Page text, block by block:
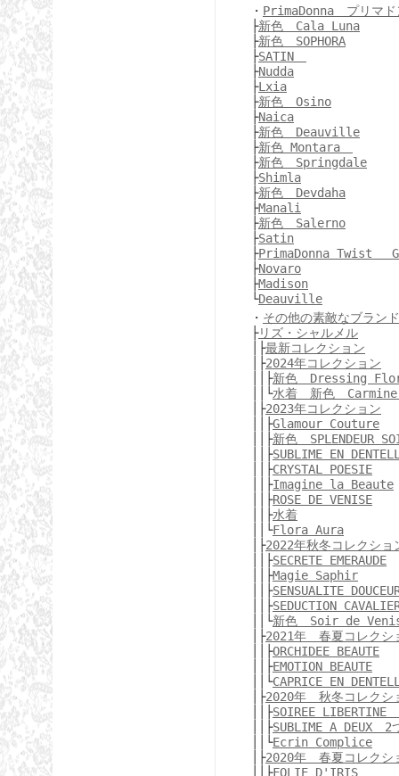
・ PrimaDonna プリマド
├新色 Cala Luna
├新色 SOPHORA
├SATIN
├Nudda
├Lxia
├新色 Osino
├Naica
├新色 Deauville
├新色 Montara
├新色 Springdale
├Shimla
├新色 Devdaha
├Manali
├新色 Salerno
├Satin
├PrimaDonna Twist
├Novaro
├Madison
└Deauville
・ その他の素敵なブランド
├リズ・シャルメル
│├最新コレクション
│├2024年コレクション
││├新色 Dressing
││└水着 新色
│├2023年コレクション
││├Glamour Couture
││├新色 SPLENDEUR
││├SUBLIME EN
││├CRYSTAL POESIE
││├Imagine la Beaute
││├ROSE DE VENISE
││├水着
││└Flora Aura
│├2022年秋冬コレクショ
││├SECRETE EMERAUDE
││├Magie Saphir
││├SENSUALITE
││├SEDUCTION
││└新色 Soir de
│├2021年 春夏コレクシ
││├ORCHIDEE BEAUTE
││├EMOTION BEAUTE
││└CAPRICE EN
│├2020年 秋冬コレクシ
││├SOIREE LIBERTINE
││├SUBLIME A DEUX 2
││└Ecrin Complice
│├2020年 春夏コレクシ
││├FOLIE D'IRIS